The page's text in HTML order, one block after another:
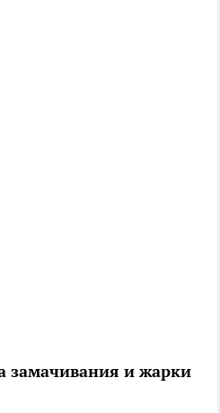
замачивания и жарки